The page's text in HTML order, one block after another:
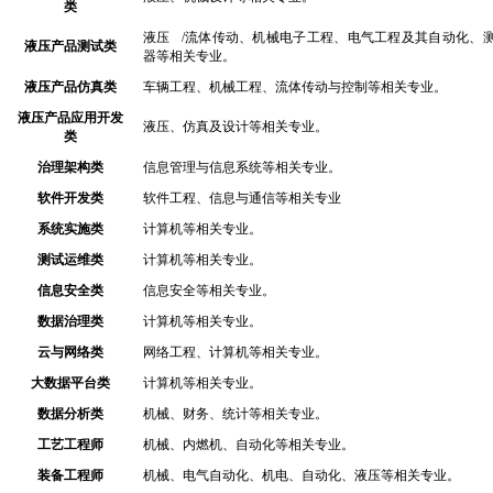
类
液压产品测试类
液压
/流体传动、机械电子工程、电气工程及其自动化、
器等相关专业。
液压产品仿真类
车辆工程、机械工程、流体传动与控制等相关专业。
液压产品应用开发
类
液压、仿真及设计等相关专业。
治理架构类
信息管理与信息系统等相关专业。
软件开发类
软件工程、信息与通信等相关专业
系统实施类
计算机等相关专业。
测试运维类
计算机等相关专业。
信息安全类
信息安全等相关专业。
数据治理类
计算机等相关专业。
云与网络类
网络工程、计算机等相关专业。
大数据平台类
计算机等相关专业。
数据分析类
机械、财务、统计等相关专业。
工艺工程师
机械、内燃机、自动化等相关专业。
装备工程师
机械、电气自动化、机电、自动化、液压等相关专业。